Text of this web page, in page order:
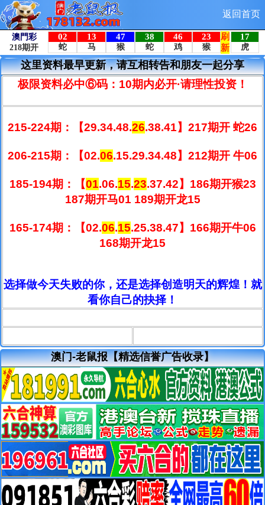
返回首页
这里资料最早更新，请互相转告和朋友一起分享
极限资料必中⑥码：10期内必开·请理性投资！
215-224期： 【29.34.48.26.38.41】217期开 蛇26
206-215期： 【02.06.15.29.34.48】212期开 牛06
185-194期： 【01.06.15.23.37.42】186期开猴23
187期开马01 189期开龙15
165-174期： 【02.06.15.25.38.47】166期开牛06
168期开龙15
选择做今天失败的你，还是选择创造明天的辉煌！就
看你自己的抉择！
澳门-老鼠报【精选信誉广告收录】